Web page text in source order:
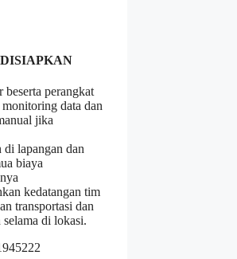
beserta perangkat
data dan
jika
di lapangan dan
biaya
kedatangan tim
transportasi dan
selama di lokasi.